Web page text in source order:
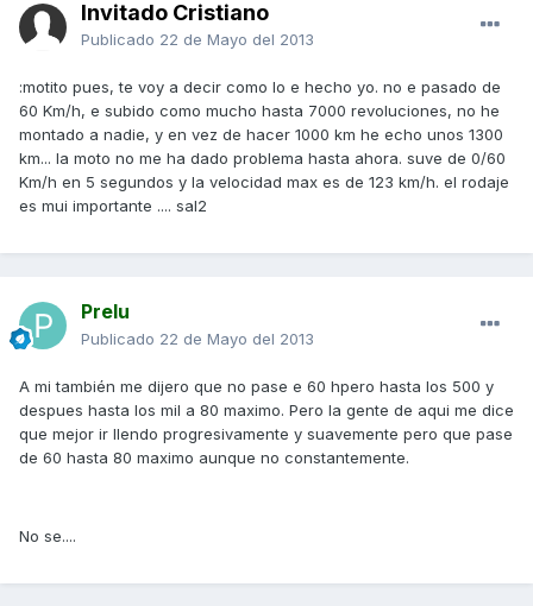
Invitado Cristiano
Publicado 22 de Mayo del 2013
:motito pues, te voy a decir como lo e hecho yo. no e pasado de
60 Km/h, e subido como mucho hasta 7000 revoluciones, no he
montado a nadie, y en vez de hacer 1000 km he echo unos 1300
km... la moto no me ha dado problema hasta ahora. suve de 0/60
Km/h en 5 segundos y la velocidad max es de 123 km/h. el rodaje
es mui importante .... sal2
Prelu
Publicado 22 de Mayo del 2013
A mi también me dijero que no pase e 60 hpero hasta los 500 y
despues hasta los mil a 80 maximo. Pero la gente de aqui me dice
que mejor ir llendo progresivamente y suavemente pero que pase
de 60 hasta 80 maximo aunque no constantemente.
No se....